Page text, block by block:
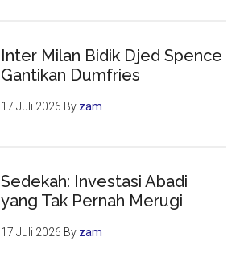
Inter Milan Bidik Djed Spence
Gantikan Dumfries
17 Juli 2026 By zam
Sedekah: Investasi Abadi
yang Tak Pernah Merugi
17 Juli 2026 By zam